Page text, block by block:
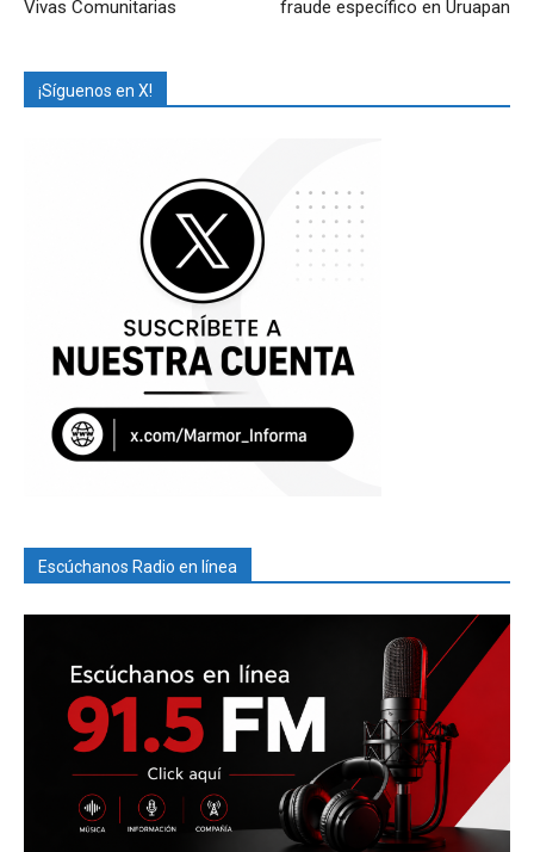
Vivas Comunitarias fraude específico en Uruapan
¡Síguenos en X!
Escúchanos Radio en línea